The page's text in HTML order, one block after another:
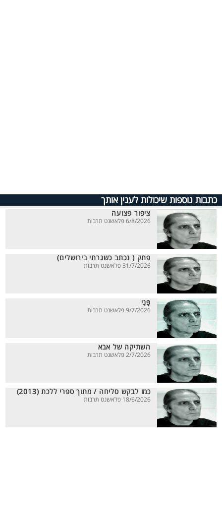
כתבות נוספות שיכולות לענין אותך
ציפור פצועה
6/8/2026 פלאשנט תרבות
פתק ( נכתב כשגרתי בירושלים)
31/7/2026 פלאשנט תרבות
פָּנַי
9/7/2026 פלאשנט תרבות
השתיקה של אבא
2/7/2026 פלאשנט תרבות
כמו לבקש סליחה / מתוך ספרי ללכת (2013)
18/6/2026 פלאשנט תרבות